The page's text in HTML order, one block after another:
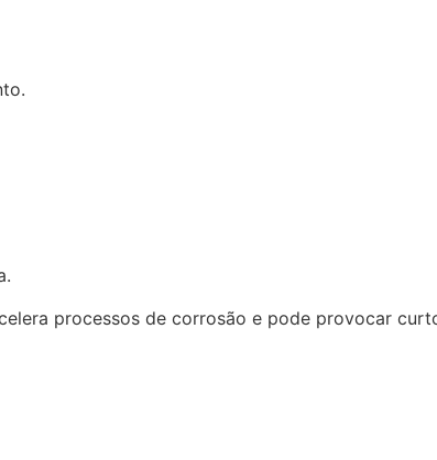
processos de corrosão e pode provocar